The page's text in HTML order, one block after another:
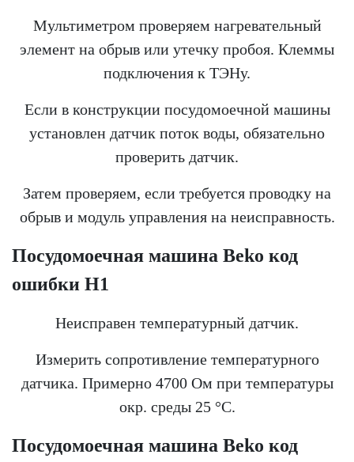
Мультиметром проверяем нагревательный
элемент на обрыв или утечку пробоя. Клеммы
подключения к ТЭНу.
Если в конструкции посудомоечной машины
установлен датчик поток воды, обязательно
проверить датчик.
Затем проверяем, если требуется проводку на
обрыв и модуль управления на неисправность.
Посудомоечная машина Beko код
ошибки Н1
Неисправен температурный датчик.
Измерить сопротивление температурного
датчика. Примерно 4700 Ом при температуры
окр. среды 25 °С.
Посудомоечная машина Beko код